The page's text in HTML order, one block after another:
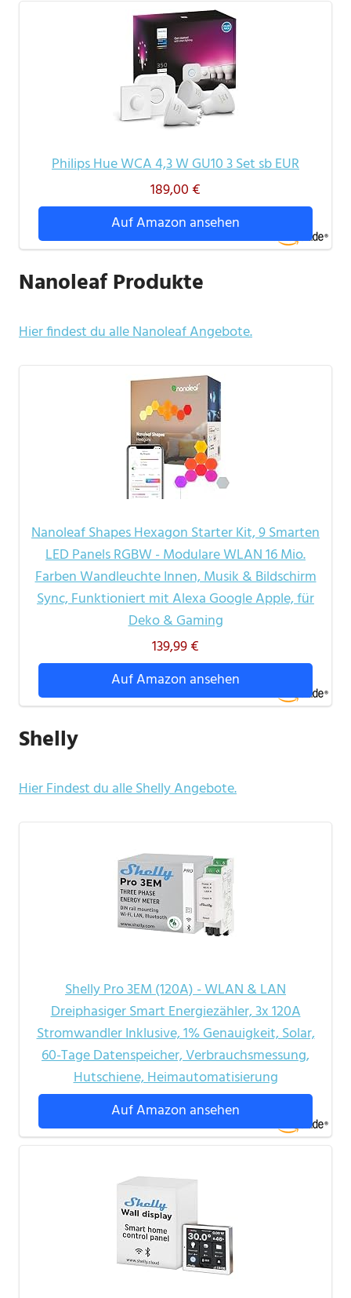
Philips Hue WCA 4,3 W GU10 3 Set sb EUR
189,00 €
Auf Amazon ansehen
Nanoleaf Produkte
Hier findest du alle Nanoleaf Angebote.
Nanoleaf Shapes Hexagon Starter Kit, 9 Smarten
LED Panels RGBW - Modulare WLAN 16 Mio.
Farben Wandleuchte Innen, Musik & Bildschirm
Sync, Funktioniert mit Alexa Google Apple, für
Deko & Gaming
139,99 €
Auf Amazon ansehen
Shelly
Hier Findest du alle Shelly Angebote.
Shelly Pro 3EM (120A) - WLAN & LAN
Dreiphasiger Smart Energiezähler, 3x 120A
Stromwandler Inklusive, 1% Genauigkeit, Solar,
60-Tage Datenspeicher, Verbrauchsmessung,
Hutschiene, Heimautomatisierung
Auf Amazon ansehen